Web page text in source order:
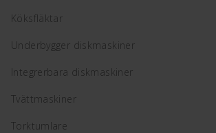
Köksfläktar
Underbygger diskmaskiner
Integrerbara diskmaskiner
Tvättmaskiner
Torktumlare